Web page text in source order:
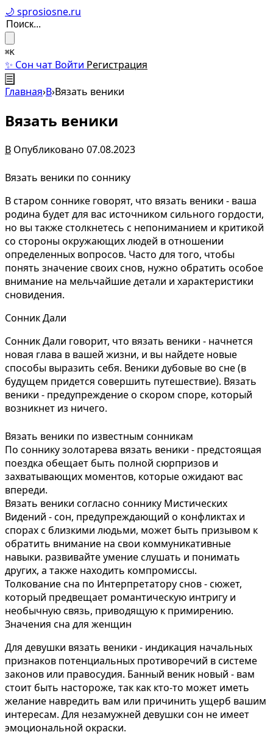
🌙 sprosiosne.ru
⌘K
✨ Сон чат Войти Регистрация
☰
Главная›В›Вязать веники
Вязать веники
В Опубликовано 07.08.2023
Вязать веники по соннику
В старом соннике говорят, что вязать веники - ваша
родина будет для вас источником сильного гордости,
но вы также столкнетесь с непониманием и критикой
со стороны окружающих людей в отношении
определенных вопросов. Часто для того, чтобы
понять значение своих снов, нужно обратить особое
внимание на мельчайшие детали и характеристики
сновидения.
Сонник Дали
Сонник Дали говорит, что вязать веники - начнется
новая глава в вашей жизни, и вы найдете новые
способы выразить себя. Веники дубовые во сне (в
будущем придется совершить путешествие). Вязать
веники - предупреждение о скором споре, который
возникнет из ничего.
Вязать веники по известным сонникам
По соннику золотарева вязать веники - предстоящая
поездка обещает быть полной сюрпризов и
захватывающих моментов, которые ожидают вас
впереди.
Вязать веники согласно соннику Мистических
Видений - сон, предупреждающий о конфликтах и
спорах с близкими людьми, может быть призывом к
обратить внимание на свои коммуникативные
навыки. развивайте умение слушать и понимать
других, а также находить компромиссы.
Толкование сна по Интерпретатору снов - сюжет,
который предвещает романтическую интригу и
необычную связь, приводящую к примирению.
Значения сна для женщин
Для девушки вязать веники - индикация начальных
признаков потенциальных противоречий в системе
законов или правосудия. Банный веник новый - вам
стоит быть настороже, так как кто-то может иметь
желание навредить вам или причинить ущерб вашим
интересам. Для незамужней девушки сон не имеет
эмоциональной окраски.